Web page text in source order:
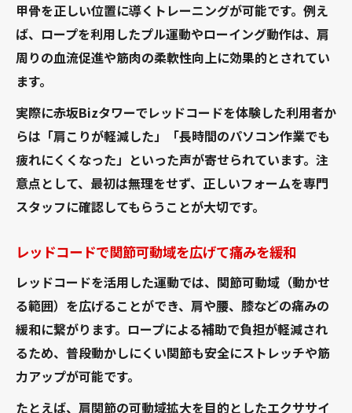
甲骨を正しい位置に導くトレーニングが可能です。例え
ば、ロープを利用したプル運動やローイング動作は、肩
周りの血流促進や筋肉の柔軟性向上に効果的とされてい
ます。
実際に赤坂Bizタワーでレッドコードを体験した利用者か
らは「肩こりが軽減した」「長時間のパソコン作業でも
疲れにくくなった」といった声が寄せられています。注
意点として、最初は無理をせず、正しいフォームを専門
スタッフに確認してもらうことが大切です。
レッドコードで関節可動域を広げて痛みを緩和
レッドコードを活用した運動では、関節可動域（動かせ
る範囲）を広げることができ、肩や腰、膝などの痛みの
緩和に繋がります。ロープによる補助で負担が軽減され
るため、普段動かしにくい関節も安全にストレッチや筋
力アップが可能です。
たとえば、肩関節の可動域拡大を目的としたエクササイ